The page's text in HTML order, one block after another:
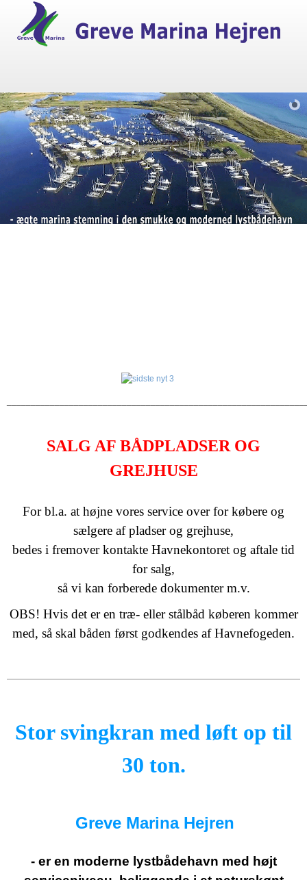
SALG AF BÅDPLADSER OG
GREJHUSE
For bl.a. at højne vores service over for købere og
sælgere af pladser og grejhuse,
bedes i fremover kontakte Havnekontoret og aftale tid
for salg,
så vi kan forberede dokumenter m.v.
OBS! Hvis det er en træ- eller stålbåd køberen kommer
med, så skal båden først godkendes af Havnefogeden.
Stor svingkran med løft op til
30 ton.
Greve Marina Hejren
- er en moderne lystbådehavn med højt